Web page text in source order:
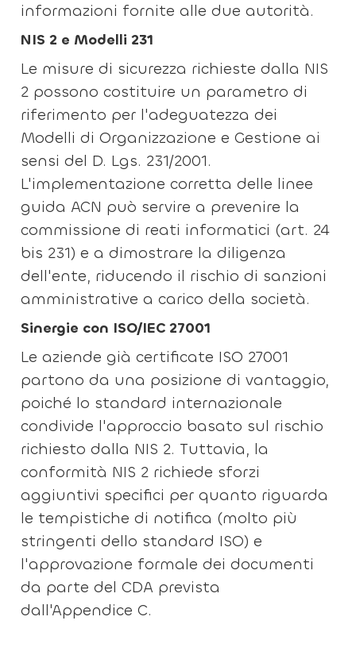
informazioni fornite alle due autorità.
NIS 2 e Modelli 231
Le misure di sicurezza richieste dalla NIS
2 possono costituire un parametro di
riferimento per l'adeguatezza dei
Modelli di Organizzazione e Gestione ai
sensi del D. Lgs. 231/2001.
L'implementazione corretta delle linee
guida ACN può servire a prevenire la
commissione di reati informatici (art. 24
bis 231) e a dimostrare la diligenza
dell'ente, riducendo il rischio di sanzioni
amministrative a carico della società.
Sinergie con ISO/IEC 27001
Le aziende già certificate ISO 27001
partono da una posizione di vantaggio,
poiché lo standard internazionale
condivide l'approccio basato sul rischio
richiesto dalla NIS 2. Tuttavia, la
conformità NIS 2 richiede sforzi
aggiuntivi specifici per quanto riguarda
le tempistiche di notifica (molto più
stringenti dello standard ISO) e
l'approvazione formale dei documenti
da parte del CDA prevista
dall'Appendice C.